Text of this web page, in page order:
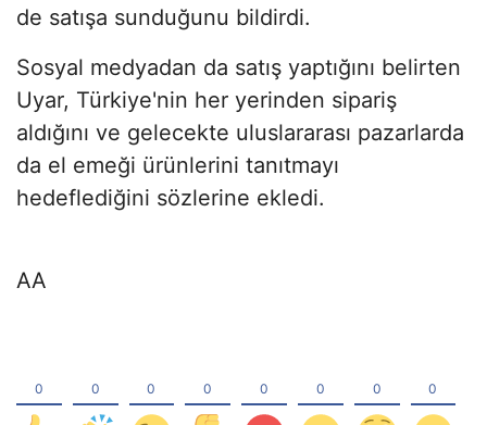
de satışa sunduğunu bildirdi.
Sosyal medyadan da satış yaptığını belirten
Uyar, Türkiye'nin her yerinden sipariş
aldığını ve gelecekte uluslararası pazarlarda
da el emeği ürünlerini tanıtmayı
hedeflediğini sözlerine ekledi.
AA